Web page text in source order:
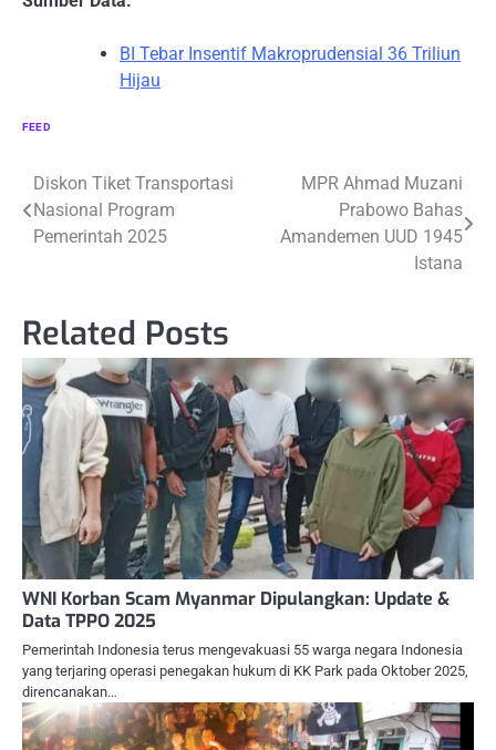
BI Tebar Insentif Makroprudensial 36 Triliun
Hijau
FEED
Navigasi
pos
Diskon Tiket Transportasi
Nasional Program
Pemerintah 2025
MPR Ahmad Muzani
Prabowo Bahas
Amandemen UUD 1945
Istana
Related Posts
WNI Korban Scam Myanmar Dipulangkan: Update &
Data TPPO 2025
Pemerintah Indonesia terus mengevakuasi 55 warga negara Indonesia
yang terjaring operasi penegakan hukum di KK Park pada Oktober 2025,
direncanakan…